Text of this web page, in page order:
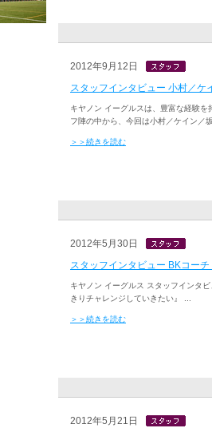
2012年9月12日
スタッフインタビュー 小村／ケ
キヤノン イーグルスは、豊富な経験
フ陣の中から、今回は小村／ケイン／
＞＞続きを読む
2012年5月30日
スタッフインタビュー BKコーチ
キヤノン イーグルス スタッフインタ
きりチャレンジしていきたい』 ...
＞＞続きを読む
2012年5月21日